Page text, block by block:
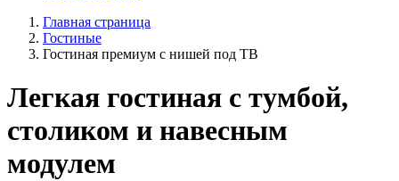
Главная страница
Гостиные
Гостиная премиум с нишей под ТВ
Легкая гостиная с тумбой,
столиком и навесным
модулем